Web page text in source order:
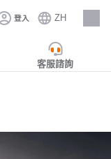
登入 ZH
人才招募
客服諮詢